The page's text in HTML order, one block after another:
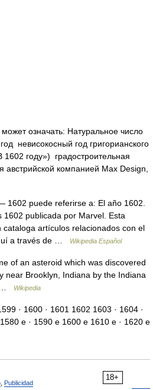
означать: Натуральное число
невисокосный год григорианского
году») градостроительная
австрийской компанией Max Design,
1602 puede referirse a: El año 1602.
1602 publicada por Marvel. Esta
cataloga artículos relacionados con el
a través de …
Wikipedia Español
of an asteroid which was discovered
near Brooklyn, Indiana by the Indiana
…
Wikipedia
· 1600 · 1601 1602 1603 · 1604 ·
е · 1590 е 1600 е 1610 е · 1620 е
18+
Publicidad